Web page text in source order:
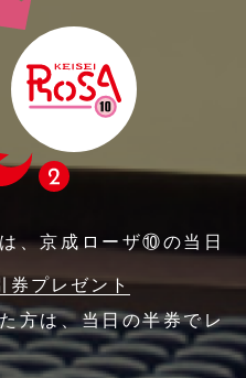
、京成ローザ⑩の当日
券プレゼント
方は、当日の半券でレ